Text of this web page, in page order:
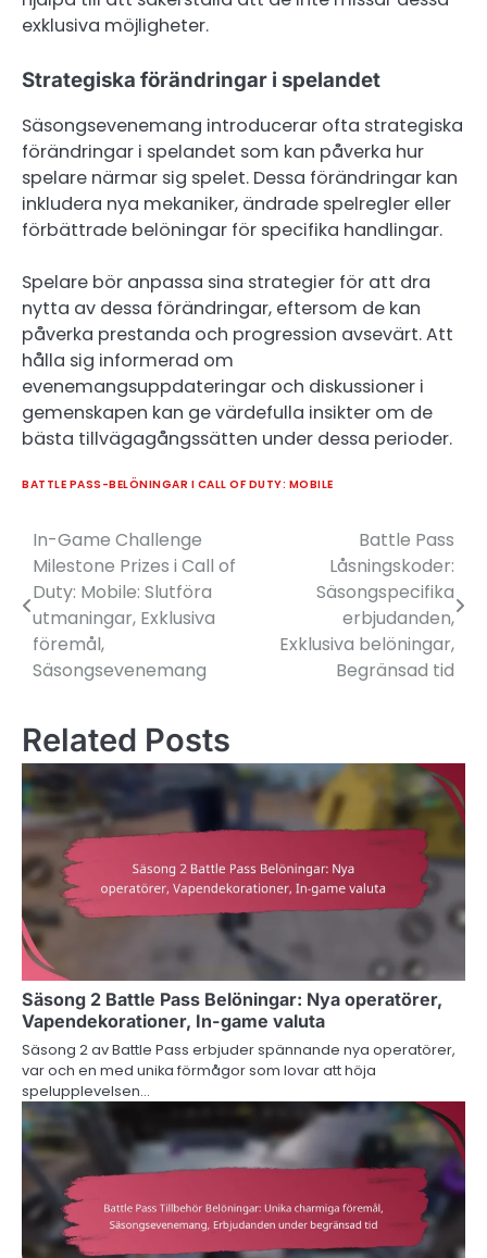
exklusiva möjligheter.
Strategiska förändringar i spelandet
Säsongsevenemang introducerar ofta strategiska
förändringar i spelandet som kan påverka hur
spelare närmar sig spelet. Dessa förändringar kan
inkludera nya mekaniker, ändrade spelregler eller
förbättrade belöningar för specifika handlingar.
Spelare bör anpassa sina strategier för att dra
nytta av dessa förändringar, eftersom de kan
påverka prestanda och progression avsevärt. Att
hålla sig informerad om
evenemangsuppdateringar och diskussioner i
gemenskapen kan ge värdefulla insikter om de
bästa tillvägagångssätten under dessa perioder.
BATTLE PASS-BELÖNINGAR I CALL OF DUTY: MOBILE
Post
navigation
In-Game Challenge
Milestone Prizes i Call of
Duty: Mobile: Slutföra
utmaningar, Exklusiva
föremål,
Säsongsevenemang
Battle Pass
Låsningskoder:
Säsongspecifika
erbjudanden,
Exklusiva belöningar,
Begränsad tid
Related Posts
Säsong 2 Battle Pass Belöningar: Nya operatörer,
Vapendekorationer, In-game valuta
Säsong 2 av Battle Pass erbjuder spännande nya operatörer,
var och en med unika förmågor som lovar att höja
spelupplevelsen…